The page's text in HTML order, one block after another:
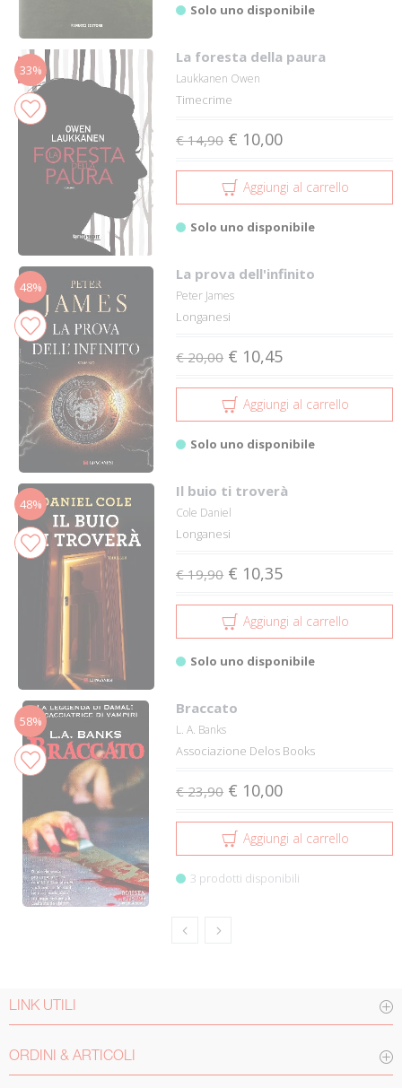
Solo uno disponibile
33%
La foresta della paura
Laukkanen Owen
Timecrime
€ 14,90 € 10,00
Aggiungi al carrello
Solo uno disponibile
48%
La prova dell'infinito
Peter James
Longanesi
€ 20,00 € 10,45
Aggiungi al carrello
Solo uno disponibile
48%
Il buio ti troverà
Cole Daniel
Longanesi
€ 19,90 € 10,35
Aggiungi al carrello
Solo uno disponibile
58%
Braccato
L. A. Banks
Associazione Delos Books
€ 23,90 € 10,00
Aggiungi al carrello
3 prodotti disponibili
LINK UTILI
ORDINI & ARTICOLI